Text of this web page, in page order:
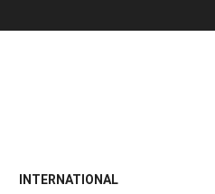
INTERNATIONAL